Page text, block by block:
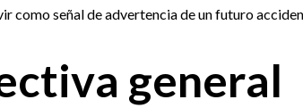
como señal de advertencia de un futuro
general